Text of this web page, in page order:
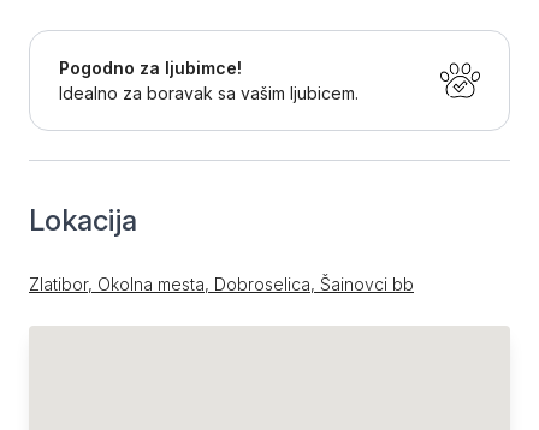
Pogodno za ljubimce!
Idealno za boravak sa vašim ljubicem.
Lokacija
Zlatibor, Okolna mesta, Dobroselica, Šainovci bb